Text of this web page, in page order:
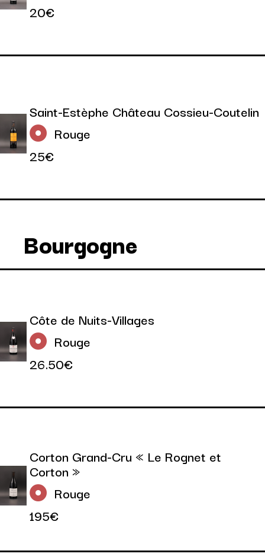
20€
Saint-Estèphe Château Cossieu-Coutelin
Rouge
25€
Bourgogne
Côte de Nuits-Villages
Rouge
26.50€
Corton Grand-Cru « Le Rognet et
Corton »
Rouge
195€